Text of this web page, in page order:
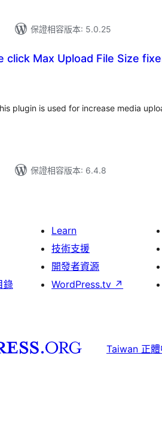
保證相容版本: 5.0.25
click Max Upload File Size
plugin is used for increase media
保證相容版本: 6.4.8
錄
Learn
技術支援
開發者資源
WordPress.tv ↗
Taiwan 正